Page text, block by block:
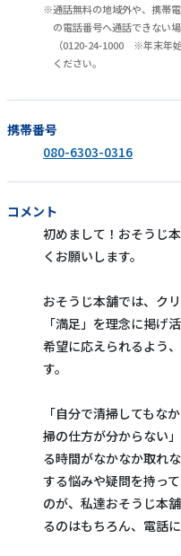
通話無料の地域外や、携帯
の電話番号へ通話できない
（0120-24-1000 ※年末年
ください。
携帯番号
080-6303-0316
コメント
初めまして！おそうじ
くお願いします。
おそうじ本舗では、ク
「満足」を理念に掲げ
希望に応えられるよう
す。
「自分で清掃してもな
掃の仕方が分からない
る時間がなかなか取れ
する悩みや疑問を持っ
のが、私達おそうじ本
るのはもちろん、電話